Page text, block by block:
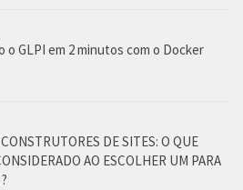
o GLPI em 2 minutos com o Docker
DE SITES: O QUE
AO ESCOLHER UM PARA